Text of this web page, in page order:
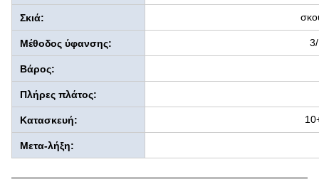
Σκιά:
Μέθοδος ύφανσης:
Βάρος:
Πλήρες πλάτος:
Κατασκευή:
Μετα-λήξη: